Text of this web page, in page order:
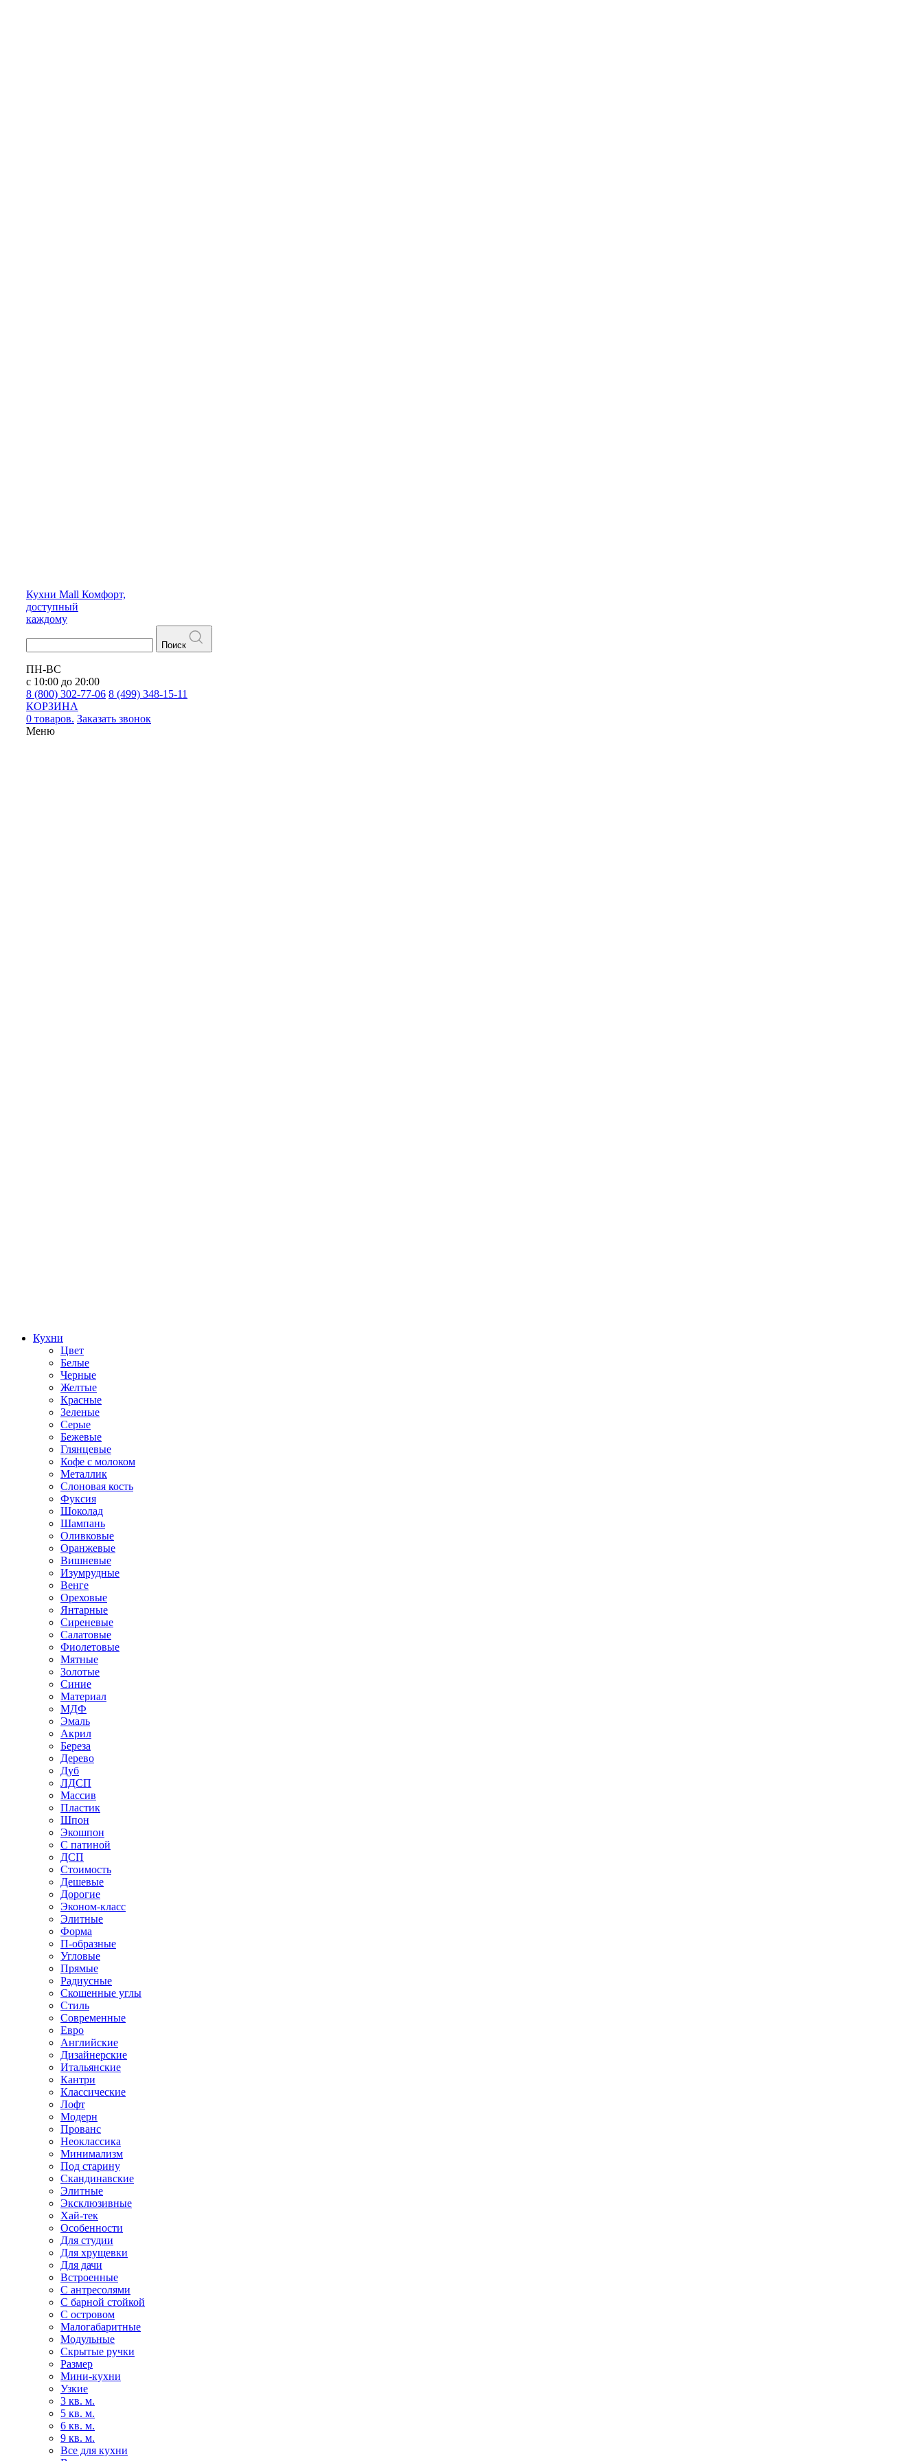
Кухни Mall Комфорт,
доступный
каждому
Поиск
ПН-ВС
с 10:00 до 20:00
8 (800) 302-77-06 8 (499) 348-15-11
КОРЗИНА
0 товаров. Заказать звонок
Меню
Кухни
Цвет
Белые
Черные
Желтые
Красные
Зеленые
Серые
Бежевые
Глянцевые
Кофе с молоком
Металлик
Слоновая кость
Фуксия
Шоколад
Шампань
Оливковые
Оранжевые
Вишневые
Изумрудные
Венге
Ореховые
Янтарные
Сиреневые
Салатовые
Фиолетовые
Мятные
Золотые
Синие
Материал
МДФ
Эмаль
Акрил
Береза
Дерево
Дуб
ЛДСП
Массив
Пластик
Шпон
Экошпон
С патиной
ДСП
Стоимость
Дешевые
Дорогие
Эконом-класс
Элитные
Форма
П-образные
Угловые
Прямые
Радиусные
Скошенные углы
Стиль
Современные
Евро
Английские
Дизайнерские
Итальянские
Кантри
Классические
Лофт
Модерн
Прованс
Неоклассика
Минимализм
Под старину
Скандинавские
Элитные
Эксклюзивные
Хай-тек
Особенности
Для студии
Для хрущевки
Для дачи
Встроенные
С антресолями
С барной стойкой
С островом
Малогабаритные
Модульные
Скрытые ручки
Размер
Мини-кухни
Узкие
3 кв. м.
5 кв. м.
6 кв. м.
9 кв. м.
Все для кухни